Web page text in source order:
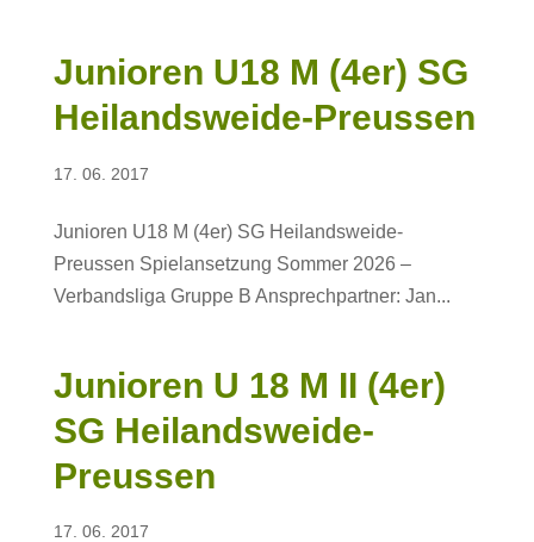
Junioren U18 M (4er) SG
Heilandsweide-Preussen
17. 06. 2017
Junioren U18 M (4er) SG Heilandsweide-
Preussen Spielansetzung Sommer 2026 –
Verbandsliga Gruppe B Ansprechpartner: Jan...
Junioren U 18 M II (4er)
SG Heilandsweide-
Preussen
17. 06. 2017